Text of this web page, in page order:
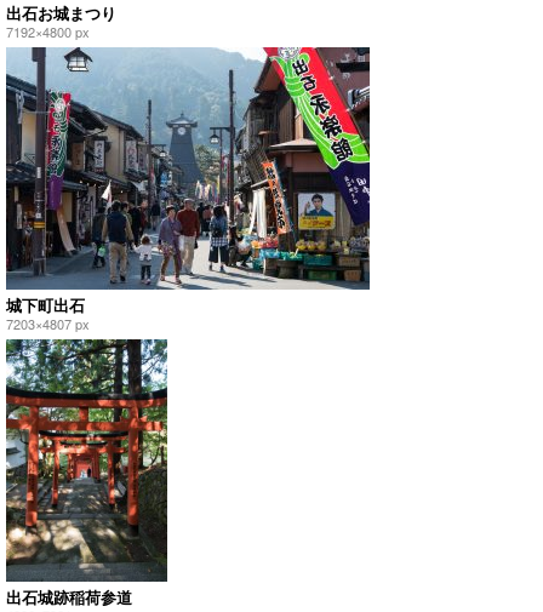
出石お城まつり
7192×4800 px
城下町出石
7203×4807 px
出石城跡稲荷参道